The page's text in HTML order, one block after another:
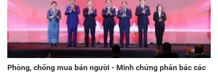
Phòng, chống mua bán người - Minh chứng phản bác các